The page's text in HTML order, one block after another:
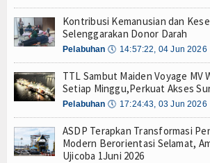
Internasional
Kelautan dan Perikanan
Kesehatan
Khazanah
Logistik
Terdepan Edukasi Publik Lawan Pinjol Ilegal
Perguruan Tinggi
IPC TPK-Kejari Jakut
Evakuasi ABK
5 Motor Harley Pretelan dari
K3 Menyentuh Esensi Perlindungan
TPK Operasikan Alat Pemindai Peti Kemas
Produksi dan Tata Kelola
Kerang Dara di Bangka Belitung
Pindar Inklusi Keuangan, dan Perlindungan
Edukasi Publik Lawan Pinjol Ilegal
Kontribusi Kemanusian dan
Selenggarakan Donor Darah
Pelabuhan 🕔 14:57:22, 04 Jun 2026
TTL Sambut Maiden Voyage MV
Setiap Minggu,Perkuat Akses
Pelabuhan 🕔 17:24:43, 03 Jun 2026
ASDP Terapkan Transformasi
Modern Berorientasi Selamat,
Ujicoba 1Juni 2026